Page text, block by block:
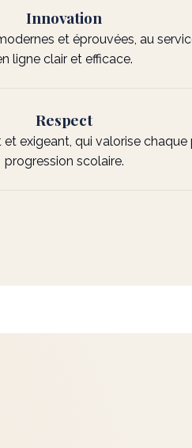
Innovation
et éprouvées, au
ligne clair et efficace.
Respect
exigeant, qui valorise
progression scolaire.